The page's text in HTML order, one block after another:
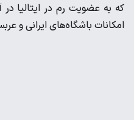
که به عضویت رم در ایتالیا
امکانات باشگاه‌های ایرانی و